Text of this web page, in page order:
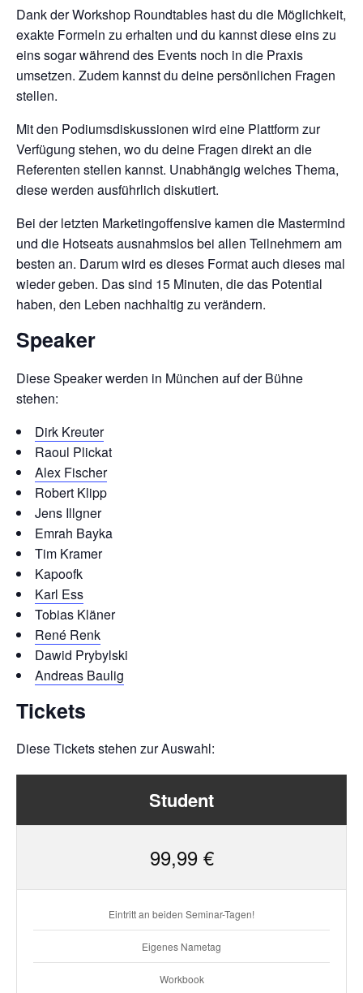
Dank der Workshop Roundtables hast du die Möglichkeit,
exakte Formeln zu erhalten und du kannst diese eins zu
eins sogar während des Events noch in die Praxis
umsetzen. Zudem kannst du deine persönlichen Fragen
stellen.
Mit den Podiumsdiskussionen wird eine Plattform zur
Verfügung stehen, wo du deine Fragen direkt an die
Referenten stellen kannst. Unabhängig welches Thema,
diese werden ausführlich diskutiert.
Bei der letzten Marketingoffensive kamen die Mastermind
und die Hotseats ausnahmslos bei allen Teilnehmern am
besten an. Darum wird es dieses Format auch dieses mal
wieder geben. Das sind 15 Minuten, die das Potential
haben, den Leben nachhaltig zu verändern.
Speaker
Diese Speaker werden in München auf der Bühne
stehen:
Dirk Kreuter
Raoul Plickat
Alex Fischer
Robert Klipp
Jens Illgner
Emrah Bayka
Tim Kramer
Kapoofk
Karl Ess
Tobias Kläner
René Renk
Dawid Prybylski
Andreas Baulig
Tickets
Diese Tickets stehen zur Auswahl:
Student
99,99 €
Eintritt an beiden Seminar-Tagen!
Eigenes Nametag
Workbook